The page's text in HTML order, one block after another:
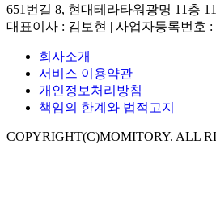
651번길 8, 현대테라타워광명 11층
대표이사 : 김보현 | 사업자등록번호 :
회사소개
서비스 이용약관
개인정보처리방침
책임의 한계와 법적고지
COPYRIGHT(C)MOMITORY. ALL